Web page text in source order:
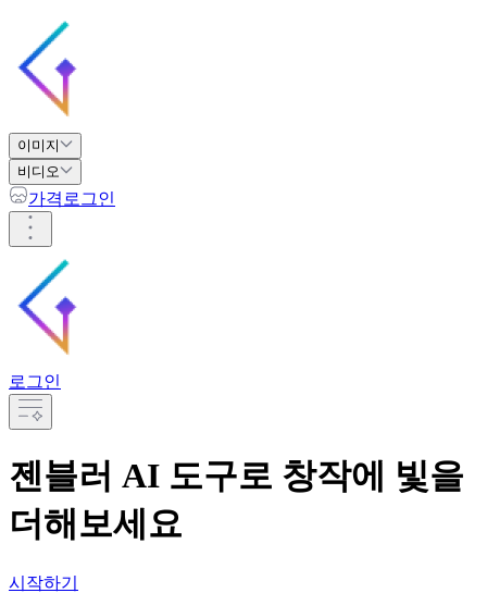
이미지
비디오
가격 로그인
로그인
젠블러 AI 도구로 창작에 빛을
더해보세요
시작하기